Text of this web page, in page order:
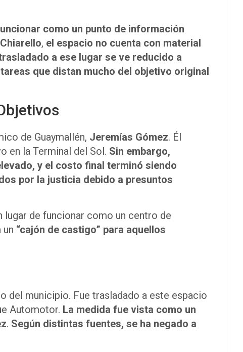
como un punto de información
Chiarello, el espacio no cuenta con material
a ese lugar se ve reducido a
que distan mucho del objetivo original
de Guaymallén, Jeremías Gómez. Él
en la Terminal del Sol. Sin embargo,
y el costo final terminó siendo
por la justicia debido a presuntos
lugar de funcionar como un centro de
“cajón de castigo” para aquellos
del municipio. Fue trasladado a este espacio
Automotor. La medida fue vista como un
. Según distintas fuentes, se ha negado a